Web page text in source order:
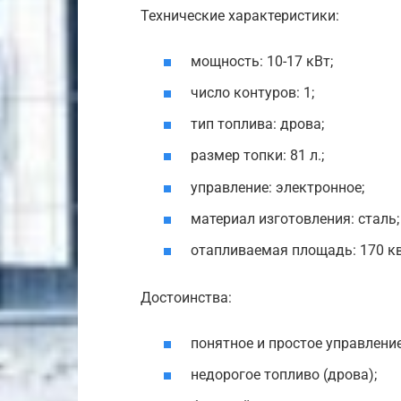
Технические характеристики:
мощность: 10-17 кВт;
число контуров: 1;
тип топлива: дрова;
размер топки: 81 л.;
управление: электронное;
материал изготовления: сталь;
отапливаемая площадь: 170
Достоинства:
понятное и простое
недорогое топливо (дрова);